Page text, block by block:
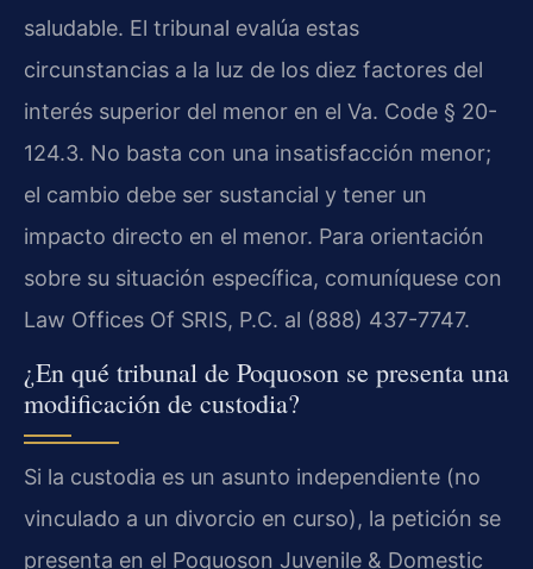
saludable. El tribunal evalúa estas
circunstancias a la luz de los diez factores del
interés superior del menor en el Va. Code § 20-
124.3. No basta con una insatisfacción menor;
el cambio debe ser sustancial y tener un
impacto directo en el menor. Para orientación
sobre su situación específica, comuníquese con
Law Offices Of SRIS, P.C. al (888) 437-7747.
¿En qué tribunal de Poquoson se presenta una
modificación de custodia?
Si la custodia es un asunto independiente (no
vinculado a un divorcio en curso), la petición se
presenta en el Poquoson Juvenile & Domestic